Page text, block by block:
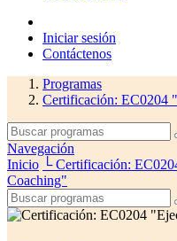
Iniciar sesión
Contáctenos
Programas
Certificación: EC0204
Navegación
Inicio └Certificación:
Coaching"